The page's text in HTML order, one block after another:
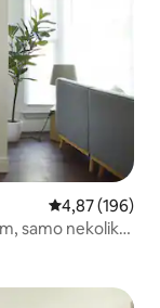
prosječna
4,87 (196)
samo nekoliko